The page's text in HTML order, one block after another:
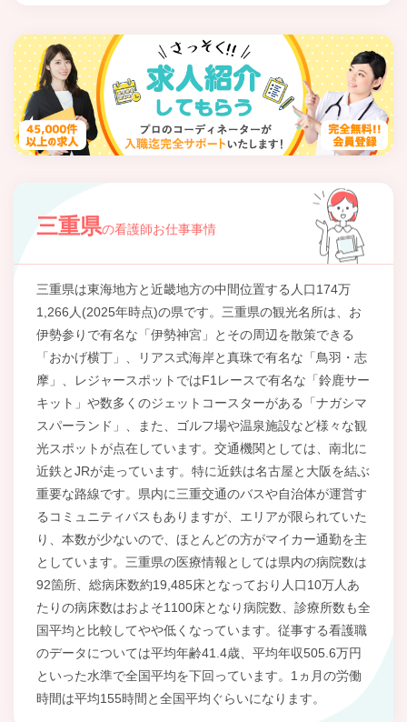
三重県の看護師お仕事事情
三重県は東海地方と近畿地方の中間位置する人口174万
1,266人(2025年時点)の県です。三重県の観光名所は、お
伊勢参りで有名な「伊勢神宮」とその周辺を散策できる
「おかげ横丁」、リアス式海岸と真珠で有名な「鳥羽・志
摩」、レジャースポットではF1レースで有名な「鈴鹿サー
キット」や数多くのジェットコースターがある「ナガシマ
スパーランド」、また、ゴルフ場や温泉施設など様々な観
光スポットが点在しています。交通機関としては、南北に
近鉄とJRが走っています。特に近鉄は名古屋と大阪を結ぶ
重要な路線です。県内に三重交通のバスや自治体が運営す
るコミュニティバスもありますが、エリアが限られていた
り、本数が少ないので、ほとんどの方がマイカー通勤を主
としています。三重県の医療情報としては県内の病院数は
92箇所、総病床数約19,485床となっており人口10万人あ
たりの病床数はおよそ1100床となり病院数、診療所数も全
国平均と比較してやや低くなっています。従事する看護職
のデータについては平均年齢41.4歳、平均年収505.6万円
といった水準で全国平均を下回っています。1ヵ月の労働
時間は平均155時間と全国平均ぐらいになります。